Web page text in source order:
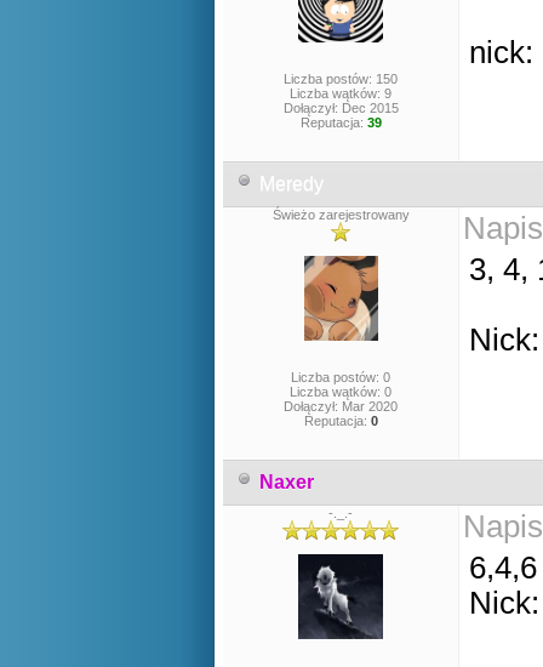
Liczba postów: 150
Liczba wątków: 9
Dołączył: Dec 2015
Reputacja: 39
nick:
Meredy
Świeżo zarejestrowany
Liczba postów: 0
Liczba wątków: 0
Dołączył: Mar 2020
Reputacja: 0
3, 4,
Naxer
-._.-
6,4,6